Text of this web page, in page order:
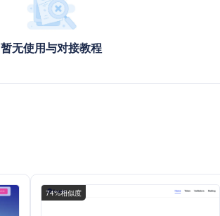
暂无使用与对接教程
74%相似度